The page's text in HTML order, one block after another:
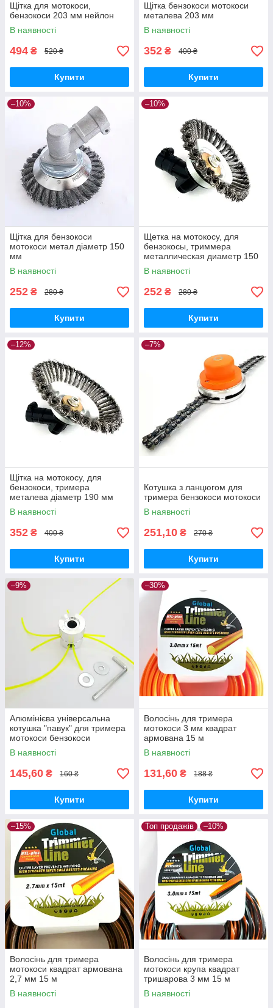
Щітка для мотокоси,
бензокоси 203 мм нейлон
В наявності
494 ₴ 520 ₴
Купити
Щітка бензокоси мотокоси
металева 203 мм
В наявності
352 ₴ 400 ₴
Купити
–10%
Щітка для бензокоси
мотокоси метал діаметр 150
мм
В наявності
252 ₴ 280 ₴
Купити
–10%
Щетка на мотокосу, для
бензокосы, триммера
металлическая диаметр 150
мм
В наявності
252 ₴ 280 ₴
Купити
–12%
Щітка на мотокосу, для
бензокоси, тримера
металева діаметр 190 мм
В наявності
352 ₴ 400 ₴
Купити
–7%
Котушка з ланцюгом для
тримера бензокоси мотокоси
В наявності
251,10 ₴ 270 ₴
Купити
–9%
Алюмінієва універсальна
котушка "павук" для тримера
мотокоси бензокоси
В наявності
145,60 ₴ 160 ₴
Купити
–30%
Волосінь для тримера
мотокоси 3 мм квадрат
армована 15 м
В наявності
131,60 ₴ 188 ₴
Купити
–15%
Волосінь для тримера
мотокоси квадрат армована
2,7 мм 15 м
В наявності
Топ продажів –10%
Волосінь для тримера
мотокоси крупа квадрат
тришарова 3 мм 15 м
В наявності